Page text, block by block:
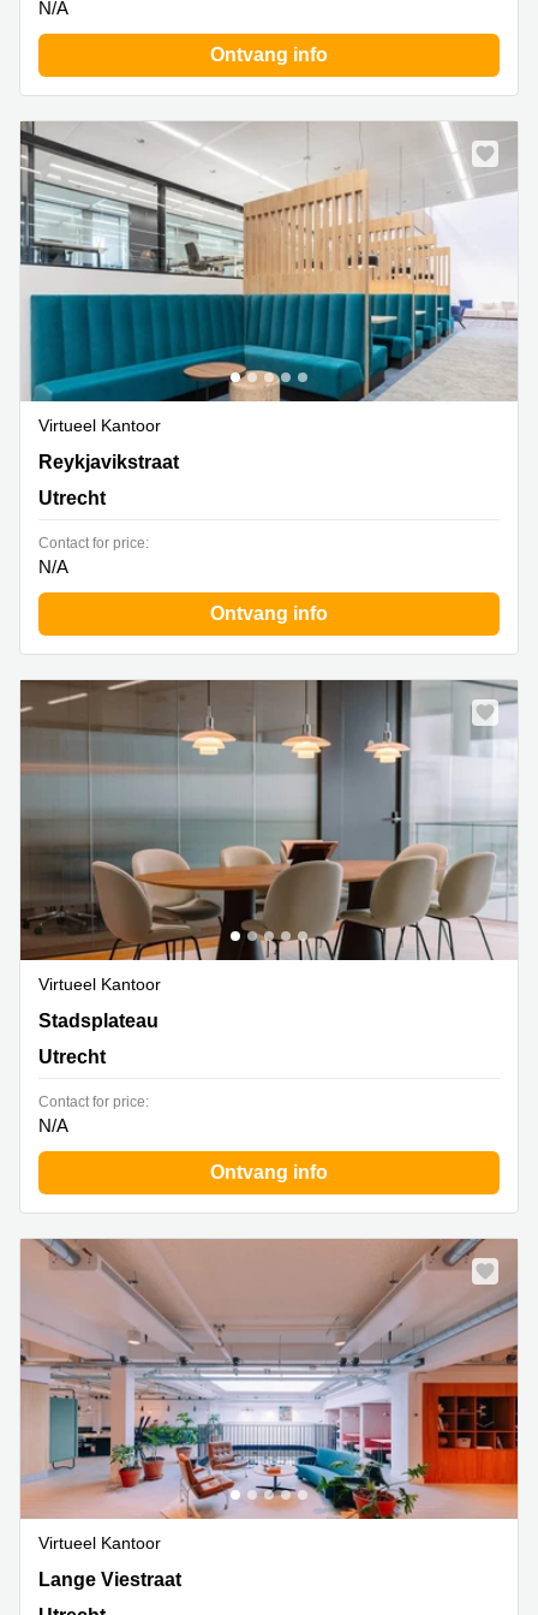
N/A
Ontvang info
Virtueel Kantoor
Reykjavikstraat 1, Utrecht
Reykjavikstraat
Utrecht
Contact for price:
N/A
Ontvang info
Virtueel Kantoor
Stadsplateau 27-29, Utrecht
Stadsplateau
Utrecht
Contact for price:
N/A
Ontvang info
Virtueel Kantoor
Lange Viestraat 2b, Utrecht
Lange Viestraat